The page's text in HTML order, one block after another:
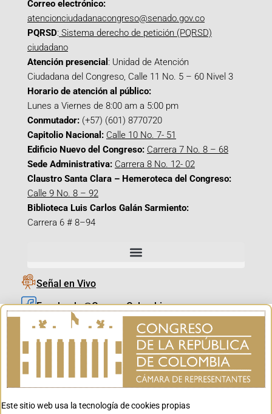
Correo electrónico:
atencionciudadanacongreso@senado.gov.co
PQRSD: Sistema derecho de petición (PQRSD)
ciudadano
Atención presencial : Unidad de Atención
Ciudadana del Congreso, Calle 11 No. 5 – 60 Nivel 3
Horario de atención al público:
Lunes a Viernes de 8:00 am a 5:00 pm
Conmutador: (+57) (601) 8770720
Capitolio Nacional: Calle 10 No. 7- 51
Edificio Nuevo del Congreso: Carrera 7 No. 8 – 68
Sede Administrativa: Carrera 8 No. 12- 02
Claustro Santa Clara – Hemeroteca del Congreso:
Calle 9 No. 8 – 92
Biblioteca Luis Carlos Galán Sarmiento:
Carrera 6 # 8–94
Señal en Vivo
Facebook_@CamaraColombia
Instagram_@CamaraColombia
X_@CamaraColombia
Youtube_@CamaraColombia
Este sitio web usa la tecnología de cookies propias